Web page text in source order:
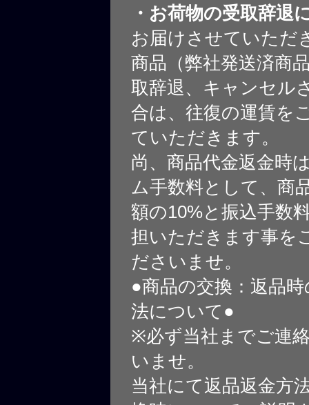
・お荷物の受取辞退
お届けさせていただ
商品（弊社発送済商
取辞退、キャンセル
合は、往復の運賃を
ていただきます。
尚、商品代金返金時
ム手数料として、商
額の10%と振込手数
担いただきます事を
ださいませ。
●商品の交換：返品
法について●
※必ず当社までご連
いませ。
当社にて返品返金方